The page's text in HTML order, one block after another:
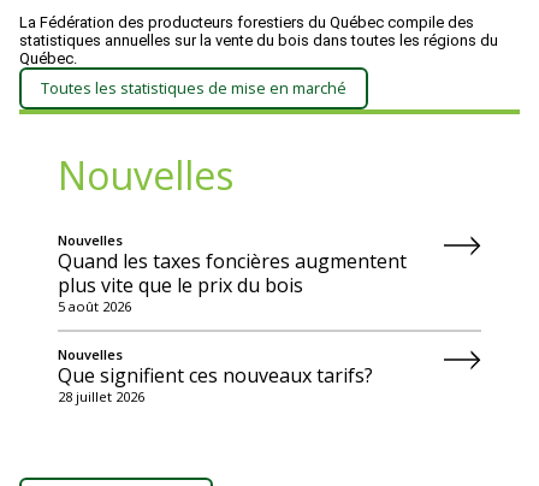
La Fédération des producteurs forestiers du Québec compile des
statistiques annuelles sur la vente du bois dans toutes les régions du
Québec.
Toutes les statistiques de mise en marché
Nouvelles
Nouvelles
Quand les taxes foncières augmentent
plus vite que le prix du bois
5 août 2026
Nouvelles
Que signifient ces nouveaux tarifs?
28 juillet 2026